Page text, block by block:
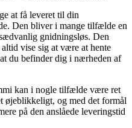
at få leveret til din
Den bliver i mange tilfælde en
gnidningsløs. Den
vise sig at være at hente
du befinder dig i nærheden af
kan i nogle tilfælde være ret
øjeblikkeligt, og med det formål
på den anslåede leveringstid